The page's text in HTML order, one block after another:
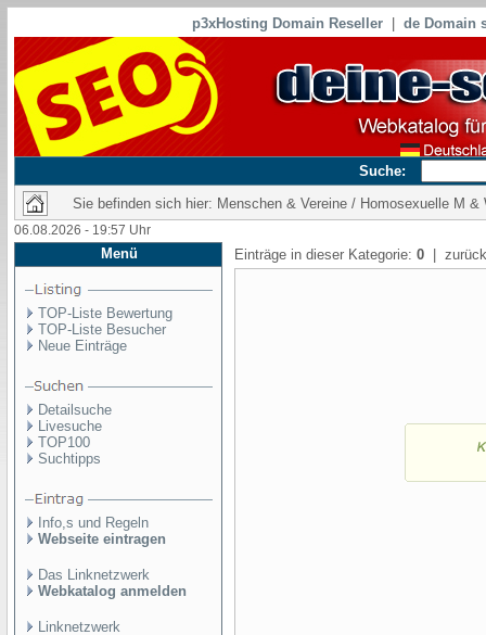
p3xHosting Domain Reseller de Domain
Suche:
Sie befinden sich hier: Menschen & Vereine / Homosexuelle M &
06.08.2026 - 19:57 Uhr
Menü
TOP-Liste Bewertung
TOP-Liste Besucher
Neue Einträge
Detailsuche
Livesuche
TOP100
Suchtipps
Info,s und Regeln
Webseite eintragen
Das Linknetzwerk
Webkatalog anmelden
Linknetzwerk
Einträge in dieser Kategorie: 0 |